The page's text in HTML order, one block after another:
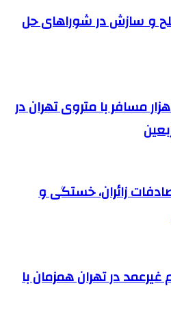
و سازش در شوراهای حل
بیش از ۷۱۶ هزار مسافر با متروی تهران در
زائران، خستگی و
جرایم غیرعمد در تهران همزمان با